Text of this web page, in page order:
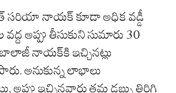
సరియా నాయక్ కూడా అధిక వడ్డీ
అప్పు తీసుకుని సుమారు 30
నాయక్‌కి ఇచ్చినట్లు
అనుకున్న లాభాలు
ఇచ్చినవారు తమ డబ్బు తిరిగి